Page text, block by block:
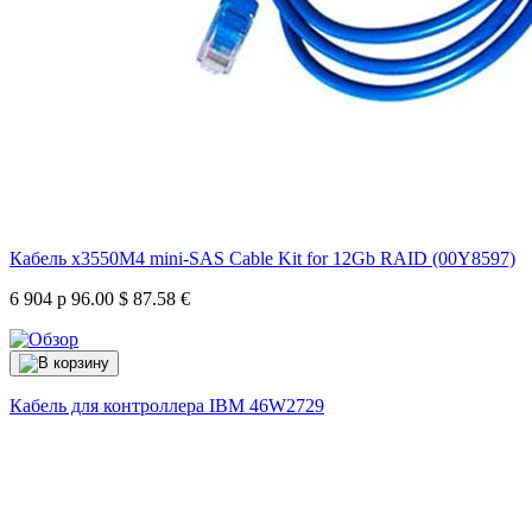
Кабель x3550M4 mini-SAS Cable Kit for 12Gb RAID (00Y8597)
6 904 р 96.00 $ 87.58 €
Кабель для контроллера IBM 46W2729